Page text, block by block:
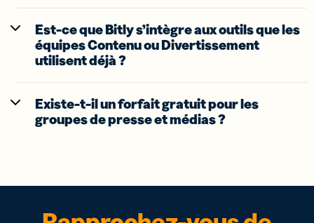
Est-ce que Bitly s’intègre aux outils que les
équipes Contenu ou Divertissement
utilisent déjà ?
Existe-t-il un forfait gratuit pour les
groupes de presse et médias ?